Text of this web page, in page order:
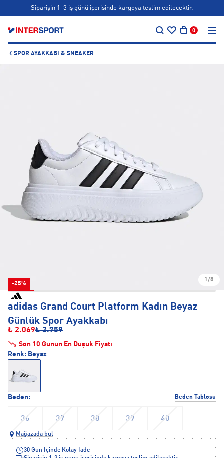
Siparişin 1-3 iş günü içerisinde kargoya teslim edilecektir.
Bonus kartlara özel vade farksız taksit seçenekleri!
0
SPOR AYAKKABI & SNEAKER
-25%
1/8
adidas Grand Court Platform Kadın Beyaz
Günlük Spor Ayakkabı
₺ 2.069₺ 2.759
Son 10 Günün En Düşük Fiyatı
Beden: Beden Tablosu
36 37 38 39 40
Renk: Beyaz
Mağazada bul
30 Gün İçinde Kolay İade